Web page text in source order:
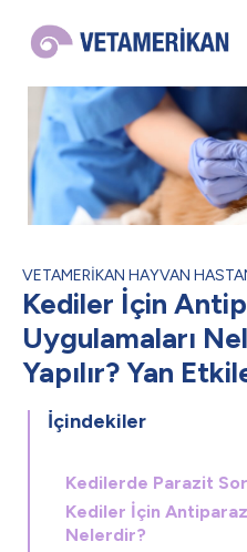
VETAMERİKAN HAYVAN
Kediler İçin
Uygulamaları
Yapılır? Yan
İçindekiler
Kedilerde Parazit
Kediler İçin
Nelerdir?